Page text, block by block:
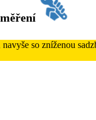
so zníženou